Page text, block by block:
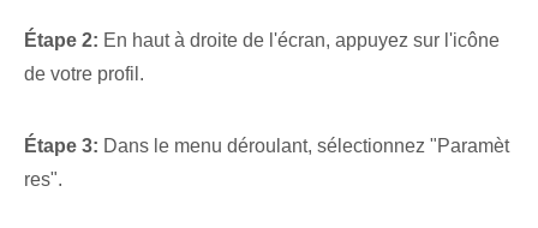
Étape 2: En haut à droite de l'écran, appuyez sur l'icône
de votre profil.
Étape 3: Dans le menu déroulant, sélectionnez "Paramèt
res".